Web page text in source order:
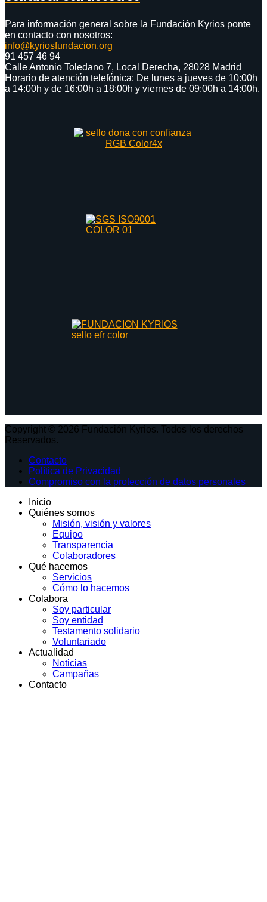
Para información general sobre la Fundación Kyrios ponte
en contacto con nosotros:
info@kyriosfundacion.org
91 457 46 94
Calle Antonio Toledano 7, Local Derecha, 28028 Madrid
Horario de atención telefónica: De lunes a jueves de 10:00h
a 14:00h y de 16:00h a 18:00h y viernes de 09:00h a 14:00h.
Copyright © 2026 Fundación Kyrios. Todos los derechos
Reservados.
Contacto
Política de Privacidad
Compromiso con la protección de datos personales
Inicio
Quiénes somos
Misión, visión y valores
Equipo
Transparencia
Colaboradores
Qué hacemos
Servicios
Cómo lo hacemos
Colabora
Soy particular
Soy entidad
Testamento solidario
Voluntariado
Actualidad
Noticias
Campañas
Contacto